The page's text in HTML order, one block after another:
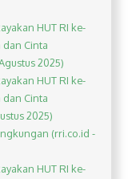
HUT RI ke-
Cinta
2025)
HUT RI ke-
Cinta
2025)
(rri.co.id -
HUT RI ke-